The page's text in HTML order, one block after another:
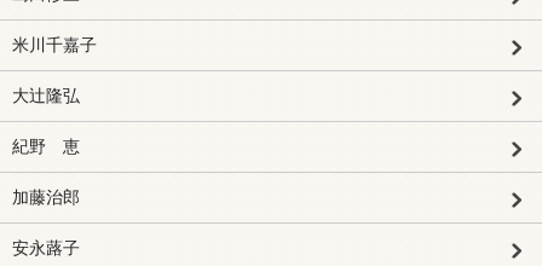
米川千嘉子
大辻隆弘
紀野 恵
加藤治郎
安永蕗子